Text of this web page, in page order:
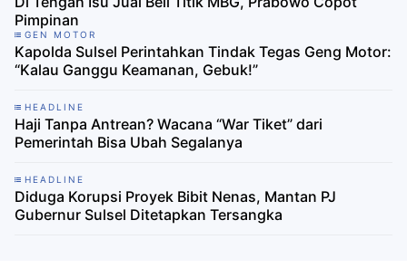
Pimpinan
GEN MOTOR
Kapolda Sulsel Perintahkan Tindak Tegas Geng Motor:
“Kalau Ganggu Keamanan, Gebuk!”
HEADLINE
Haji Tanpa Antrean? Wacana “War Tiket” dari
Pemerintah Bisa Ubah Segalanya
HEADLINE
Diduga Korupsi Proyek Bibit Nenas, Mantan PJ
Gubernur Sulsel Ditetapkan Tersangka